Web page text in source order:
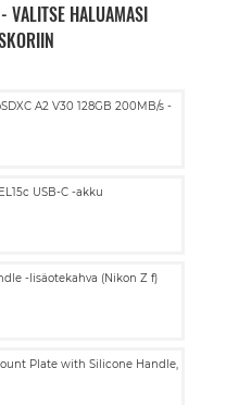
VALITSE HALUAMASI
A2 V30 128GB 200MB/s -
USB-C -akku
-lisäotekahva (Nikon Z f)
Plate with Silicone Handle,